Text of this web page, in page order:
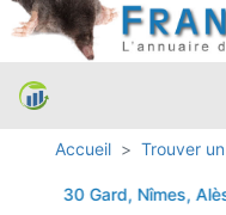
Accueil Trouver
30 Gard, Nîmes,